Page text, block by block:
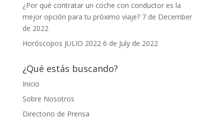
¿Por qué contratar un coche con conductor es la
mejor opción para tu próximo viaje? 7 de December
de 2022
Horóscopos JULIO 2022 6 de July de 2022
¿Qué estás buscando?
Inicio
Sobre Nosotros
Directorio de Prensa